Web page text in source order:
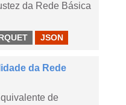
da Rede Básica
JSON
da Rede
de